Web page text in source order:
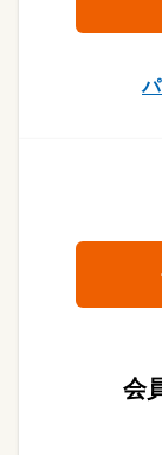
会